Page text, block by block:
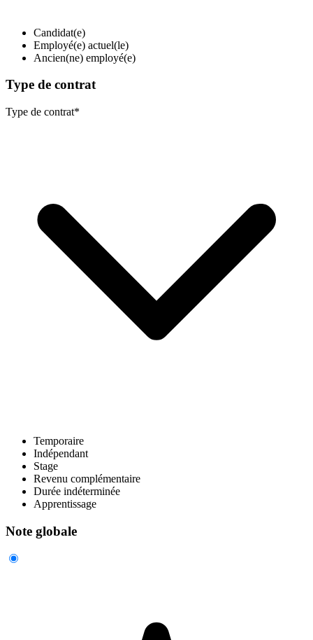
Candidat(e)
Employé(e) actuel(le)
Ancien(ne) employé(e)
Type de contrat
Type de contrat*
Temporaire
Indépendant
Stage
Revenu complémentaire
Durée indéterminée
Apprentissage
Note globale